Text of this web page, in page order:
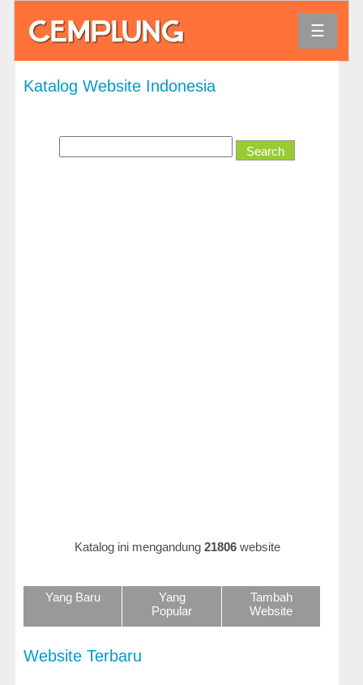
Agama
Keuangan
dan
Keluarga
Hidup
☰
Katalog Website Indonesia
Katalog ini mengandung 21806website
Yang Baru
Yang
Popular
Tambah
Website
Website Terbaru